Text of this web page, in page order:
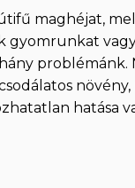
maghéjat,
vagy
hatása